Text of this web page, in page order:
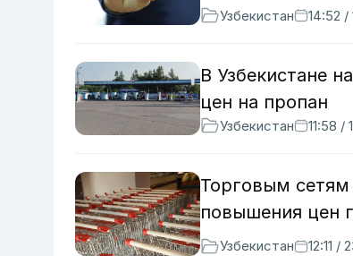
Узбекистан 14:52 /
В Узбекистане
цен на пропан
Узбекистан 11:58 /
Торговым сетям
повышения цен
Узбекистан 12:11 /